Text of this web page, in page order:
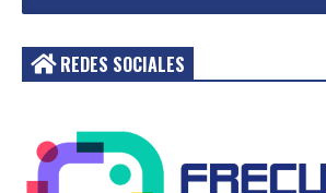
REDES SOCIALES